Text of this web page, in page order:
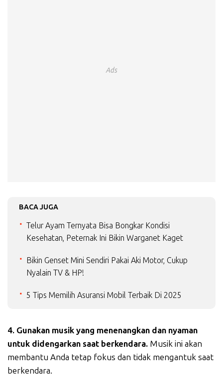
Ads
BACA JUGA
Telur Ayam Ternyata Bisa Bongkar Kondisi
Kesehatan, Peternak Ini Bikin Warganet Kaget
Bikin Genset Mini Sendiri Pakai Aki Motor, Cukup
Nyalain TV & HP!
5 Tips Memilih Asuransi Mobil Terbaik Di 2025
4. Gunakan musik yang menenangkan dan nyaman
untuk didengarkan saat berkendara. Musik ini akan
membantu Anda tetap fokus dan tidak mengantuk saat
berkendara.